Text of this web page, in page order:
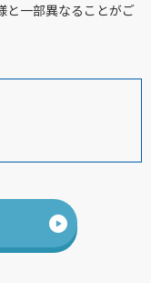
と一部異なることがご